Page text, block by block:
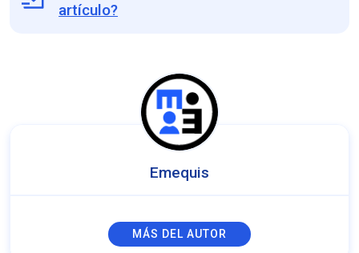
artículo?
Emequis
MÁS DEL AUTOR